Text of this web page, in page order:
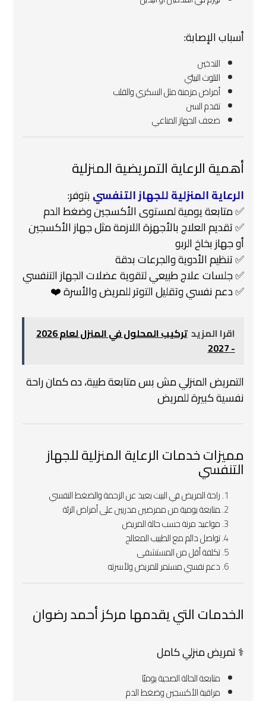
أسباب الإصابة:
التدخين
التلوث البيئي
أمراض مزمنة مثل السكري والقلب
تقدم السن
ضعف الجهاز المناعي
أهمية الرعاية التمريضية المنزلية
الرعاية المنزلية للجهاز التنفسيبتوفر:
✅ متابعة يومية لمستوى الأكسجين وضغط الدم
✅ تقديم العلاج بالأجهزة اللازمة مثل جهاز الأكسجين
أو جهاز بخاخ الربو
✅ تنظيم الأدوية والجرعات بدقة
✅ جلسات علاج طبيعي لتقوية عضلات الجهاز التنفسي
✅ دعم نفسي وتقليل التوتر للمريض والأسرة ❤️
اقرا المزيد
تركيب المحلول في المنزل لعام 2026
- 2027
التمريض المنزلي مش بس متابعة طبية، ده كمان راحة
نفسية كبيرة للمريض ️
مميزات خدمات الرعاية المنزلية للجهاز
التنفسي
راحة المريض في البيت بعيد عن الزحمة والضغط النفسي
‍متابعة يومية من ممرضين مدربين على أمراض الرئة
مواعيد مرنة حسب حالة المريض
تواصل دائم مع الطبيب المعالج
تكلفة أقل من المستشفى
دعم نفسي مستمر للمريض ولأسرته
الخدمات التي يقدمها مركز أحمد رضوان
‍⚕️ تمريض منزلي كامل
متابعة الحالة الصحية يوميًا
مراقبة الأكسجين وضغط الدم